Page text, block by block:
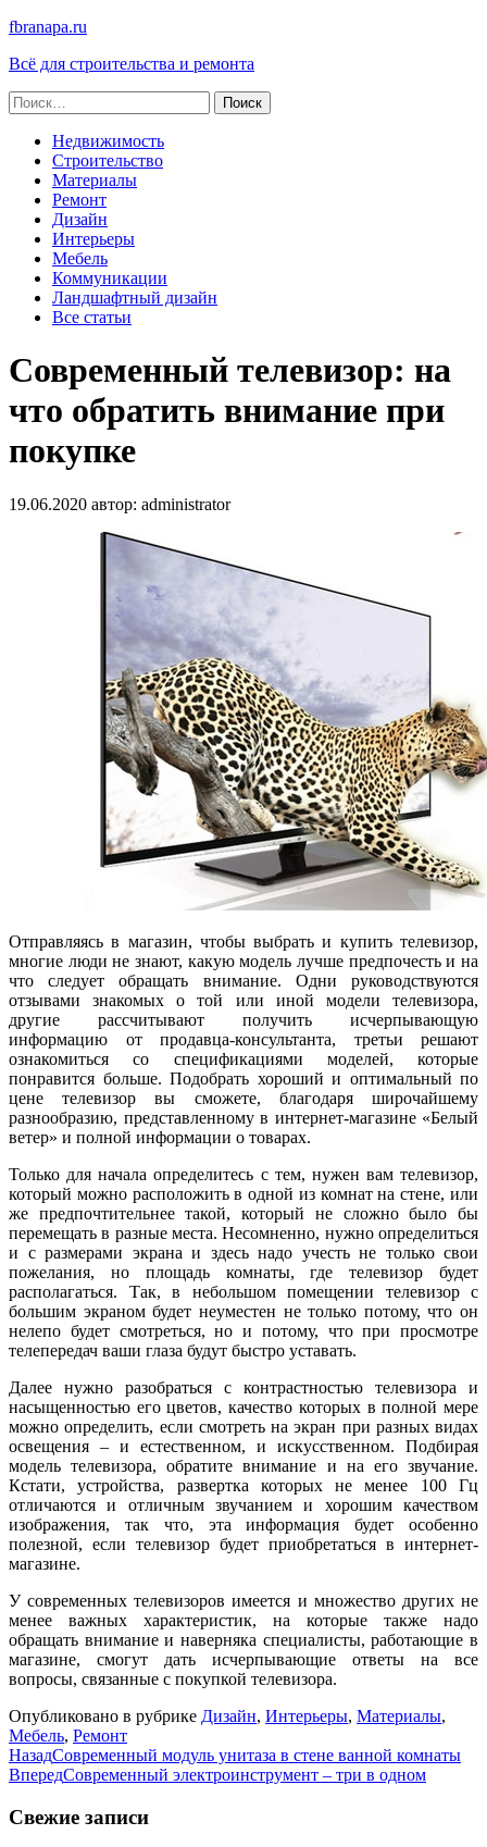
fbranapa.ru
Всё для строительства и ремонта
Найти:
Недвижимость
Строительство
Материалы
Ремонт
Дизайн
Интерьеры
Мебель
Коммуникации
Ландшафтный дизайн
Все статьи
Современный телевизор: на
что обратить внимание при
покупке
19.06.2020 автор: administrator
Отправляясь в магазин, чтобы выбрать и купить телевизор,
многие люди не знают, какую модель лучше предпочесть и на
что следует обращать внимание. Одни руководствуются
отзывами знакомых о той или иной модели телевизора,
другие рассчитывают получить исчерпывающую
информацию от продавца-консультанта, третьи решают
ознакомиться со спецификациями моделей, которые
понравится больше. Подобрать хороший и оптимальный по
цене телевизор вы сможете, благодаря широчайшему
разнообразию, представленному в интернет-магазине «Белый
ветер» и полной информации о товарах.
Только для начала определитесь с тем, нужен вам телевизор,
который можно расположить в одной из комнат на стене, или
же предпочтительнее такой, который не сложно было бы
перемещать в разные места. Несомненно, нужно определиться
и с размерами экрана и здесь надо учесть не только свои
пожелания, но площадь комнаты, где телевизор будет
располагаться. Так, в небольшом помещении телевизор с
большим экраном будет неуместен не только потому, что он
нелепо будет смотреться, но и потому, что при просмотре
телепередач ваши глаза будут быстро уставать.
Далее нужно разобраться с контрастностью телевизора и
насыщенностью его цветов, качество которых в полной мере
можно определить, если смотреть на экран при разных видах
освещения – и естественном, и искусственном. Подбирая
модель телевизора, обратите внимание и на его звучание.
Кстати, устройства, развертка которых не менее 100 Гц
отличаются и отличным звучанием и хорошим качеством
изображения, так что, эта информация будет особенно
полезной, если телевизор будет приобретаться в интернет-
магазине.
У современных телевизоров имеется и множество других не
менее важных характеристик, на которые также надо
обращать внимание и наверняка специалисты, работающие в
магазине, смогут дать исчерпывающие ответы на все
вопросы, связанные с покупкой телевизора.
Опубликовано в рубрике Дизайн, Интерьеры, Материалы,
Мебель, Ремонт
НазадСовременный модуль унитаза в стене ванной комнаты
ВпередСовременный электроинструмент – три в одном
Свежие записи